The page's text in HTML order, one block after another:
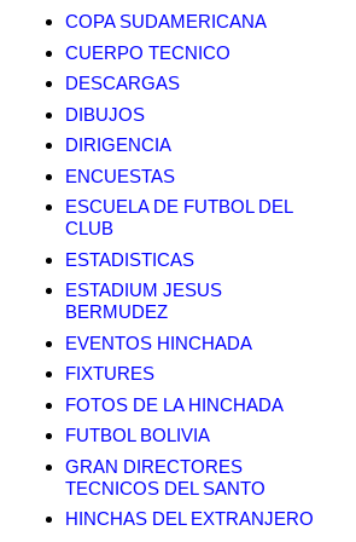
COPA SUDAMERICANA
CUERPO TECNICO
DESCARGAS
DIBUJOS
DIRIGENCIA
ENCUESTAS
ESCUELA DE FUTBOL DEL
CLUB
ESTADISTICAS
ESTADIUM JESUS
BERMUDEZ
EVENTOS HINCHADA
FIXTURES
FOTOS DE LA HINCHADA
FUTBOL BOLIVIA
GRAN DIRECTORES
TECNICOS DEL SANTO
HINCHAS DEL EXTRANJERO